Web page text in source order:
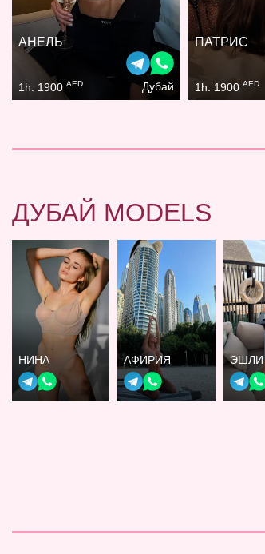
АНЕЛЬ
1h: 1900 AED Дубай
ПАТРИС
1h: 1900 AED
ДУБАЙ MODELS
НИНА АФИРИЯ ЭШЛИ